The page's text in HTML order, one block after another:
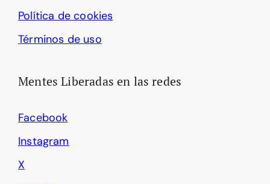
Política de cookies
Términos de uso
Mentes Liberadas en las redes
Facebook
Instagram
X